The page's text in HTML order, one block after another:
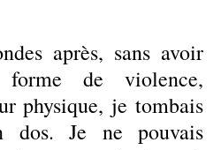
après, sans avoir
forme de violence,
physique, je tombais
dos. Je ne pouvais